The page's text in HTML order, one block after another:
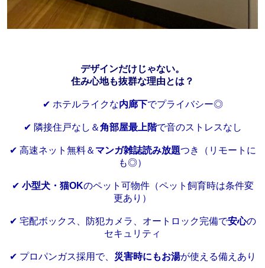
デザインだけじゃない。
住み心地も抜群な理由とは？
✔ ホテルライクな内廊下でプライバシー◎
✔ 隣接住戸なし＆角部屋最上階で音のストレスなし
✔ 高速ネット無料＆ マンガ雑誌読み放題つき（リモートに
も◎）
✔ 小型犬・猫OKのペット可物件（ペット飼育時は条件変
更あり）
✔ 宅配ボックス、防犯カメラ、オートロック完備で安心の
セキュリティ
✔ プロパンガス採用で、 災害時にもお湯が使える備えあり